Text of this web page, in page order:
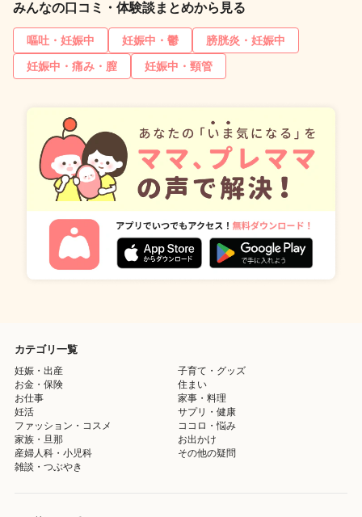
みんなの口コミ・体験談まとめから見る
嘔吐・妊娠中 妊娠中・鬱
膀胱炎・妊娠中
妊娠中・痛み・膣
妊娠中・頸管
カテゴリ一覧
妊娠・出産
子育て・グッズ
お金・保険
住まい
お仕事
家事・料理
妊活
サプリ・健康
ファッション・コスメ
ココロ・悩み
家族・旦那
お出かけ
産婦人科・小児科
その他の疑問
雑談・つぶやき